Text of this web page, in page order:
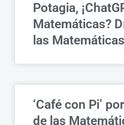
Potagia,
Matemáticas?
las Matemáticas
‘Café con Pi’
de las